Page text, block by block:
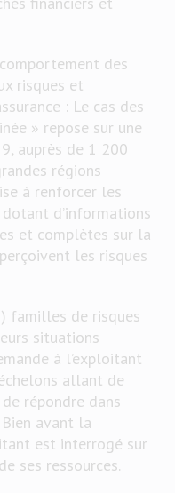
des
risques et
: Le cas des
» repose sur une
auprès de 1 200
régions
à renforcer les
d’informations
et complètes sur la
les risques
familles de risques
situations
à l’exploitant
allant de
de répondre dans
avant la
est interrogé sur
ses ressources.